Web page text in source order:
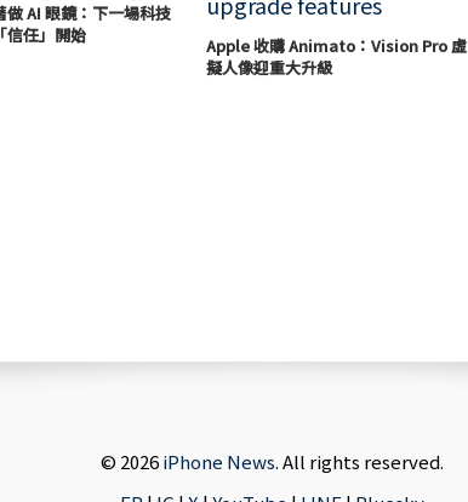
AI 眼鏡：下一場科技
信任」開始
Apple 收購 Animato：Vision Pro 虛
擬人像迎重大升級
© 2026iPhone News. All rights reserved.